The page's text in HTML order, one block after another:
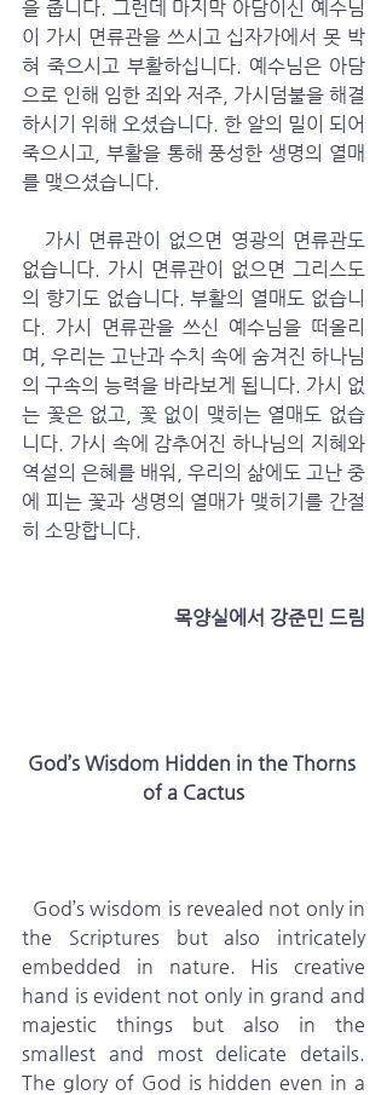
을 줍니다. 그런데 마지막 아담이신 예수님
이 가시 면류관을 쓰시고 십자가에서 못 박
혀 죽으시고 부활하십니다. 예수님은 아담
으로 인해 임한 죄와 저주, 가시덤불을 해결
하시기 위해 오셨습니다. 한 알의 밀이 되어
죽으시고, 부활을 통해 풍성한 생명의 열매
를 맺으셨습니다.
없습니다. 가시 면류관이 없으면 그리스도
의 향기도 없습니다. 부활의 열매도 없습니
다. 가시 면류관을 쓰신 예수님을 떠올리
며, 우리는 고난과 수치 속에 숨겨진 하나님
의 구속의 능력을 바라보게 됩니다. 가시 없
는 꽃은 없고, 꽃 없이 맺히는 열매도 없습
니다. 가시 속에 감추어진 하나님의 지혜와
역설의 은혜를 배워, 우리의 삶에도 고난 중
에 피는 꽃과 생명의 열매가 맺히기를 간절
히 소망합니다.
목양실에서 강준민 드림
God’s Wisdom Hidden in the Thorns
of a Cactus
God’s wisdom is revealed not only in
the Scriptures but also intricately
embedded in nature. His creative
hand is evident not only in grand and
majestic things but also in the
smallest and most delicate details.
The glory of God is hidden even in a